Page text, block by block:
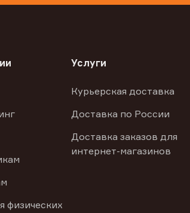
физических
Услуги
Курьерская доставка
Доставка по России
Доставка заказов для
интернет-магазинов